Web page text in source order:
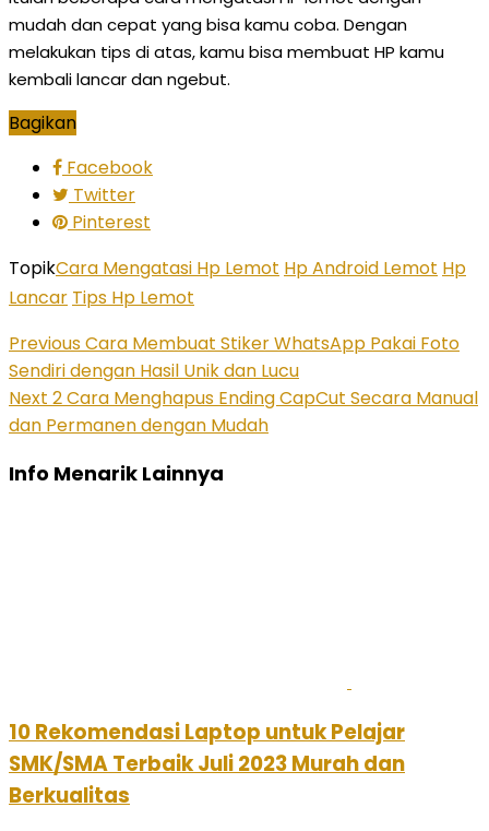
mudah dan cepat yang bisa kamu coba. Dengan
melakukan tips di atas, kamu bisa membuat HP kamu
kembali lancar dan ngebut.
Bagikan
Facebook
Twitter
Pinterest
TopikCara Mengatasi Hp Lemot Hp Android Lemot Hp
Lancar Tips Hp Lemot
PreviousCara Membuat Stiker WhatsApp Pakai Foto
Sendiri dengan Hasil Unik dan Lucu
Next 2 Cara Menghapus Ending CapCut Secara Manual
dan Permanen dengan Mudah
Info Menarik Lainnya
10 Rekomendasi Laptop untuk Pelajar
SMK/SMA Terbaik Juli 2023 Murah dan
Berkualitas